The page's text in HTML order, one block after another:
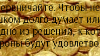
Чтобы
долго думает
из решений, к
будут